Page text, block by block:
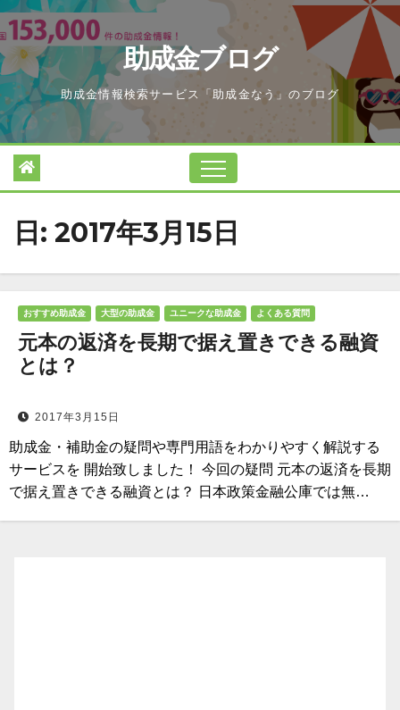
Skip
to
content
助成金ブログ
助成金情報検索サービス「助成金なう」のブログ
日: 2017年3月15日
おすすめ助成金 大型の助成金 ユニークな助成金 よくある質問
元本の返済を長期で据え置きできる融資
とは？
2017年3月15日
助成金・補助金の疑問や専門用語をわかりやすく解説する
サービスを 開始致しました！ 今回の疑問 元本の返済を長期
で据え置きできる融資とは？ 日本政策金融公庫では無…